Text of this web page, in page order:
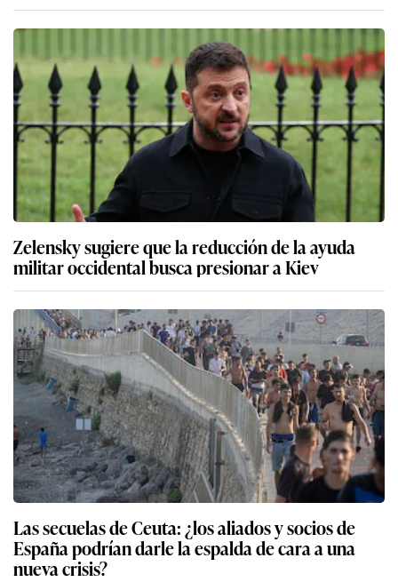
Zelensky sugiere que la reducción de la ayuda
militar occidental busca presionar a Kiev
Las secuelas de Ceuta: ¿los aliados y socios de
España podrían darle la espalda de cara a una
nueva crisis?